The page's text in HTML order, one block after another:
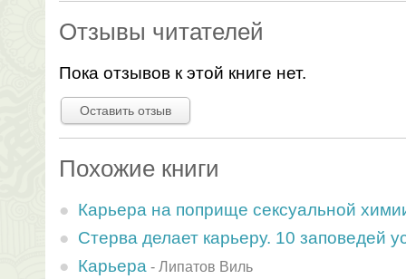
Отзывы читателей
Пока отзывов к этой книге нет.
Оставить отзыв
Похожие книги
Карьера на поприще сексуальной
Стерва делает карьеру. 10 заповедей
Карьера - Липатов Виль